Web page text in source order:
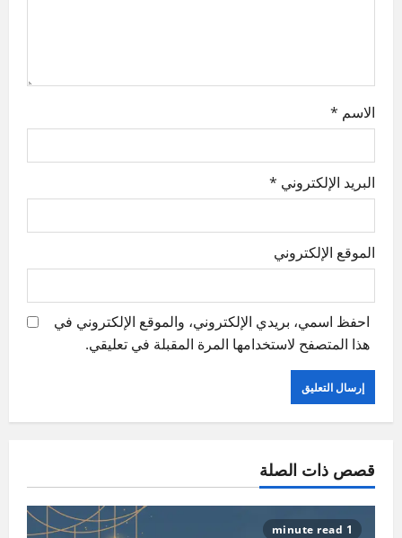
n
الاسم *
البريد الإلكتروني *
الموقع الإلكتروني
احفظ اسمي، بريدي الإلكتروني، والموقع الإلكتروني في
هذا المتصفح لاستخدامها المرة المقبلة في تعليقي.
قصص ذات الصلة
1 minute read